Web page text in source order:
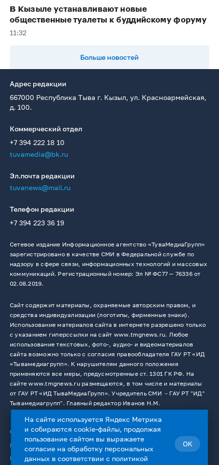
В Кызыле устанавливают новые
общественные туалеты к буддийскому форуму
11:32
Больше новостей
Адрес редакции
667000 Республика Тыва г. Кызыл, ул. Красноармейская,
д. 100.
Коммерческий отдел
+7 394 222 18 10
tuvamedia@bk.ru
Эл.почта редакции
tuvanews@mail.ru
Телефон редакции
+7 394 223 36 19
Сетевое издание Информационное агентство «ТуваМедиаГрупп»
зарегистрировано в качестве СМИ в Федеральной службе по
надзору в сфере связи, информационных технологий и массовых
коммуникаций. Регистрационный номер: Эл № ФС77 — 76336 от
02.08.2019.
Сайт содержит материалы, охраняемые авторским правом, и
средства индивидуализации (логотипы, фирменные знаки).
Использование материалов сайта в интернете разрешено только
с указанием гиперссылки на сайт www.tmgnews.ru. Любое
использование текстовых, фото-, аудио- и видеоматериалов
сайта возможно только с согласия правообладателя ГАУ РТ «ИД
«Тывамедиагрупп». К нарушителям данного положения
применяются все меры, предусмотренные ст. 1301 ГК РФ. На
сайте www.tmgnews.ru размещаются, в том числе и материалы
от ГАУ РТ «ИД ТываМедиаГрупп». Учредитель СМИ －ГАУ РТ "ИД"
Тывамедиагрупп". Главный редактор Иванов Н.М.
© 2026. Все права защищены.
12+
Пользовательское соглашение
Использование cookie-файлов
На сайте используется Яндекс Метрика
и собираются cookie-файлы, продолжая
пользование сайтом вы выражаете
согласие наобработку персональных
данных в соответствии с политикой
OK